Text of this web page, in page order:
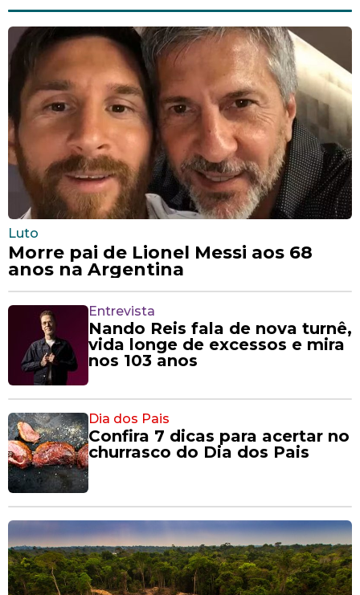
Luto
Morre pai de Lionel Messi aos 68
anos na Argentina
Entrevista
Nando Reis fala de nova turnê,
vida longe de excessos e mira
nos 103 anos
Dia dos Pais
Confira 7 dicas para acertar no
churrasco do Dia dos Pais